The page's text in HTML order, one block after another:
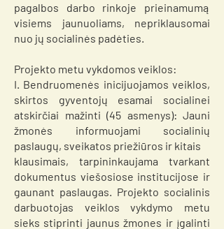
pagalbos darbo rinkoje prieinamumą
visiems jaunuoliams, nepriklausomai
nuo jų socialinės padėties.
Projekto metu vykdomos veiklos:
I. Bendruomenės inicijuojamos veiklos,
skirtos gyventojų esamai socialinei
atskirčiai mažinti (45 asmenys): Jauni
žmonės informuojami socialinių
paslaugų, sveikatos priežiūros ir kitais
klausimais, tarpininkaujama tvarkant
dokumentus viešosiose institucijose ir
gaunant paslaugas. Projekto socialinis
darbuotojas veiklos vykdymo metu
sieks stiprinti jaunus žmones ir įgalinti